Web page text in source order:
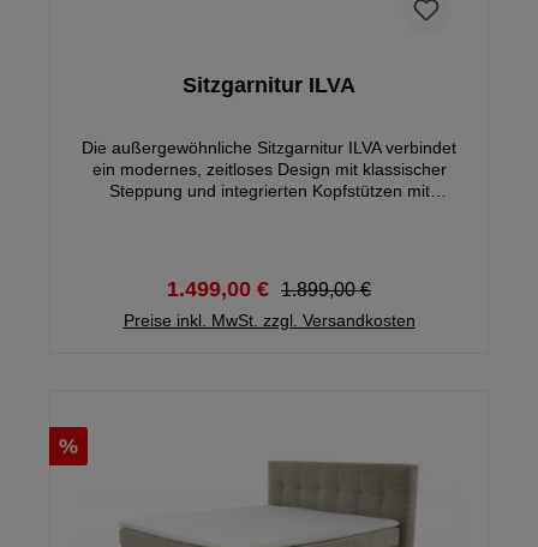
Sitzgarnitur ILVA
Die außergewöhnliche Sitzgarnitur ILVA verbindet
ein modernes, zeitloses Design mit klassischer
Steppung und integrierten Kopfstützen mit
bündige Liegefläche mit ca. 126 x 240 cm. Modell
erhältlich AB € 1099.- / ohne elektrische
1.499,00 € 1.899,00 €
Preise inkl. MwSt. zzgl. Versandkosten
%